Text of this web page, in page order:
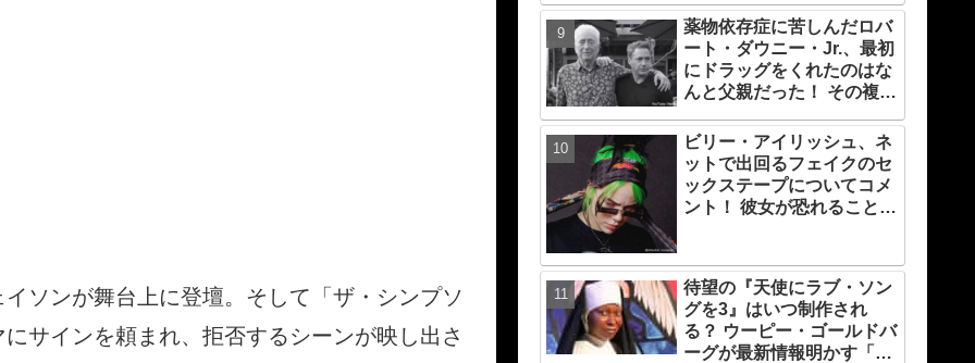
ソンが舞台上に登壇。そして「ザ・シンプソ
サインを頼まれ、拒否するシーンが映し出さ
えば笑い話」
薬物依存症に苦しんだロバ
ート・ダウニー・Jr.、最初
にドラッグをくれたのはな
んと父親だった！ その複雑
ンタリー内で明らかに
ビリー・アイリッシュ、ネ
ットで出回るフェイクのセ
ックステープについてコメ
ント！ 彼女が恐れることと
待望の『天使にラブ・ソン
グを3』はいつ制作され
る？ ウーピー・ゴールドバ
ーグが最新情報明かす「大